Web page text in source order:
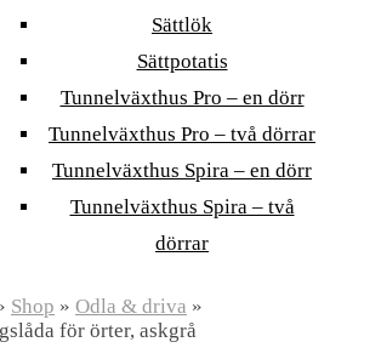
Sättlök
Sättpotatis
Tunnelväxthus Pro – en dörr
Tunnelväxthus Pro – två dörrar
Tunnelväxthus Spira – en dörr
Tunnelväxthus Spira – två
dörrar
Shop » Odla & driva »
för örter, askgrå